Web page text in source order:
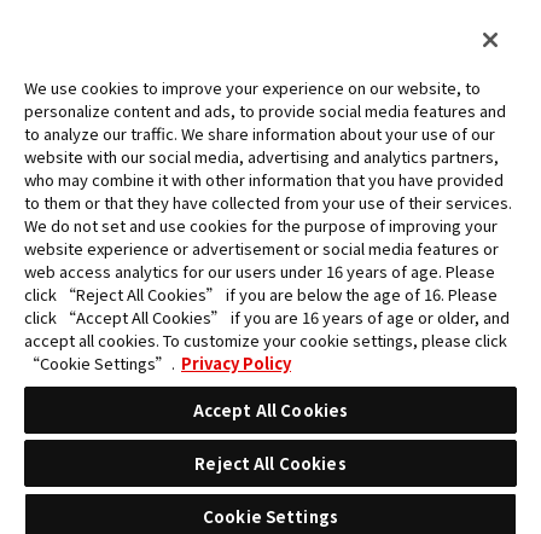
©Eiichiro Oda/Shueisha
©Eiichiro Oda/Shueisha, Toei Animation
未經許可，禁止使用、複製或複印此網站上的任何圖片、文本或數據。
產品正在開發中，此網站上的圖片可能與實際產品不同。
*Apple、蘋果的logo為Apple Inc.於美國和其他國家地區所註冊之商標。
App Store為Apple Inc.之服務商標。
*Google play和Google play的logo為Google LLC之註冊商標。
We use cookies to improve your experience on our website, to
personalize content and ads, to provide social media features and
to analyze our traffic. We share information about your use of our
website with our social media, advertising and analytics partners,
who may combine it with other information that you have provided
to them or that they have collected from your use of their services.
We do not set and use cookies for the purpose of improving your
website experience or advertisement or social media features or
web access analytics for our users under 16 years of age. Please
click “Reject All Cookies” if you are below the age of 16. Please
click “Accept All Cookies” if you are 16 years of age or older, and
accept all cookies. To customize your cookie settings, please click
“Cookie Settings”. Privacy Policy
Accept All Cookies
Reject All Cookies
Cookie Settings